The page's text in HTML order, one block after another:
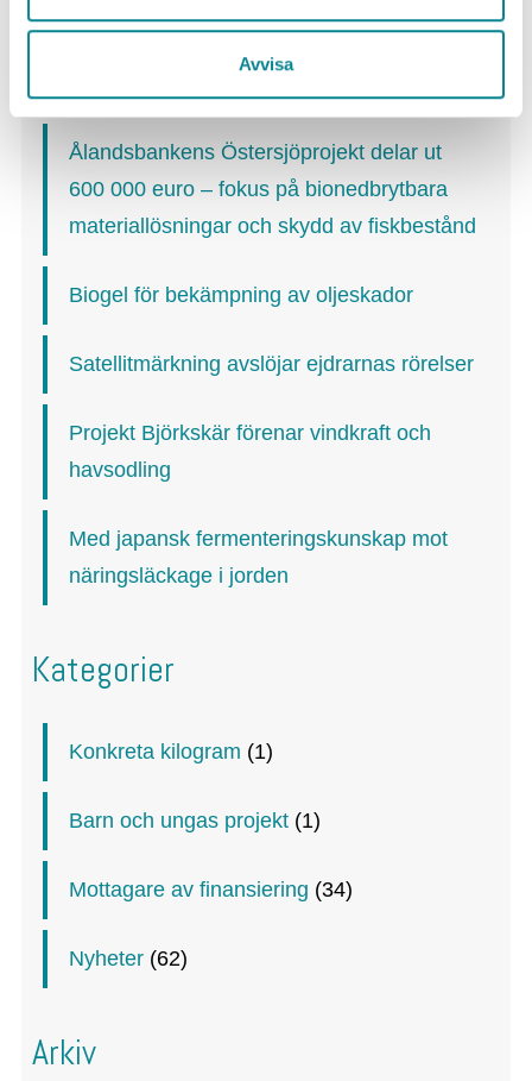
Avvisa
Ålandsbankens Östersjöprojekt delar ut
600 000 euro – fokus på bionedbrytbara
materiallösningar och skydd av fiskbestånd
Biogel för bekämpning av oljeskador
Satellitmärkning avslöjar ejdrarnas rörelser
Projekt Björkskär förenar vindkraft och
havsodling
Med japansk fermenteringskunskap mot
näringsläckage i jorden
Kategorier
Konkreta kilogram (1)
Barn och ungas projekt (1)
Mottagare av finansiering (34)
Nyheter (62)
Arkiv